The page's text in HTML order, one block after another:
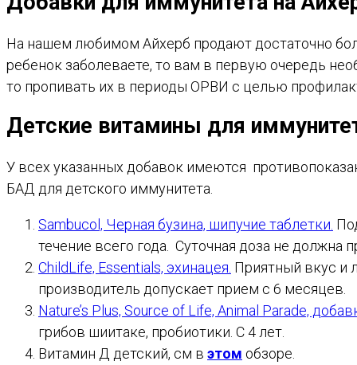
На нашем любимом Айхерб продают достаточно
ребенок заболеваете, то вам в первую очередь
то пропивать их в периоды ОРВИ с целью
Детские витамины для
У всех указанных добавок имеются
БАД для детского иммунитета.
Sambucol, Черная бузина, шипучие таблетки.
течение всего года. Суточная доза не должна
ChildLife, Essentials, эхинацея. Приятный вкус и
производитель допускает прием с 6 месяцев.
Nature’s Plus, Source of Life, Animal Parade,
грибов шиитаке, пробиотики. С 4 лет.
Витамин Д детский, см в этом обзоре.